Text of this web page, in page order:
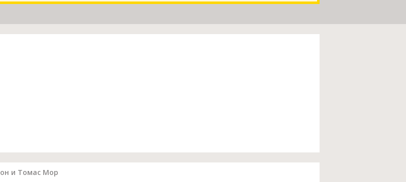
и Томас Мор